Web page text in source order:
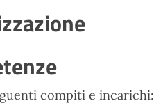
compiti e incarichi: